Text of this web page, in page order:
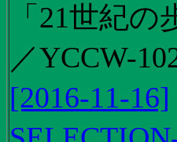
「21世紀
／YCCW-
[2016-11-16]